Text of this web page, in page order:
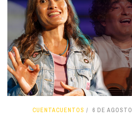
CUENTACUENTOS 6 DE AGOSTO